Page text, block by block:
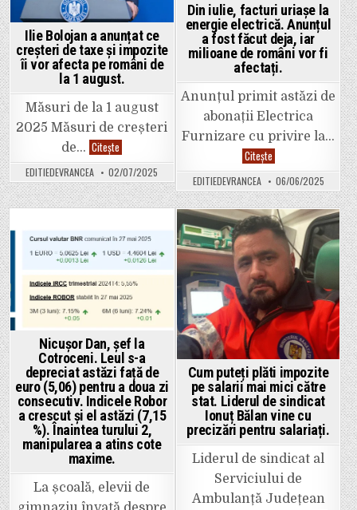
Ilie Bolojan a anunțat ce
creșteri de taxe și impozite
îi vor afecta pe români de
la 1 august.
Măsuri de la 1 august
2025 Măsuri de creșteri
de… Citește
Bolojan
a
anunțat
ce
creșteri
de
impozite
îi
vor
pe
români
de
la
EDITIEDEVRANCEA 02/07/2025
Din iulie, facturi uriașe la
energie electrică. Anunțul
a fost făcut deja, iar
milioane de români vor fi
afectați.
Anunțul primit astăzi de
abonații Electrica
Furnizare cu privire la…
CiteșteDin
iulie,
facturi
uriașe
la
energie
electrică.
Anunțul
a
fost
făcut
deja,
iar
milioane
de
români
vor
afectați.
EDITIEDEVRANCEA 06/06/2025
Posted
in
Nicușor Dan, șef la
Cotroceni. Leul s-a
depreciat astăzi față de
euro (5,06) pentru a doua zi
consecutiv. Indicele Robor
a crescut și el astăzi (7,15
%). Înaintea turului 2,
manipularea a atins cote
maxime.
La școală, elevii de
Posted
in
Cum puteți plăti impozite
pe salarii mai mici către
stat. Liderul de sindicat
Ionuț Bălan vine cu
precizări pentru salariați.
Liderul de sindicat al
Serviciului de
Ambulanță Județean